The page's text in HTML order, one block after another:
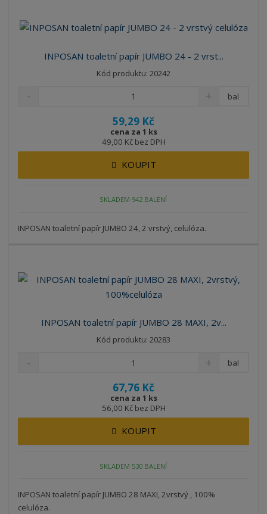
INPOSAN toaletní papír JUMBO 24 - 2 vrst...
Kód produktu: 20242
59,29 Kč
cena za 1 ks
49,00 Kč bez DPH
bal
KOUPIT
SKLADEM 942 BALENÍ
INPOSAN toaletní papír JUMBO 24, 2 vrstvý, celulóza.
INPOSAN toaletní papír JUMBO 28 MAXI, 2v...
Kód produktu: 20283
67,76 Kč
cena za 1 ks
56,00 Kč bez DPH
bal
KOUPIT
SKLADEM 530 BALENÍ
INPOSAN toaletní papír JUMBO 28 MAXI, 2vrstvý , 100%
celulóza.